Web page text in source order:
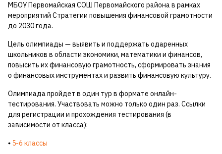
МБОУ Первомайская СОШ Первомайского района в рамках
мероприятий Стратегии повышения финансовой грамотности
до 2030 года.
Цель олимпиады — выявить и поддержать одаренных
школьников в области экономики, математики и финансов,
повысить их финансовую грамотность, сформировать знания
о финансовых инструментах и развить финансовую культуру.
Олимпиада пройдет в один тур в формате онлайн-
тестирования. Участвовать можно только один раз. Ссылки
для регистрации и прохождения тестирования (в
зависимости от класса):
⦁ 5-6 классы